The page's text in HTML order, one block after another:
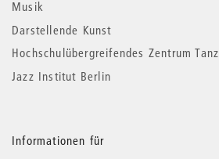
Musik
Darstellende Kunst
Hochschulübergreifendes Zentrum Tanz
Jazz Institut Berlin
Informationen für